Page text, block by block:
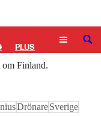
PLUS SÖK
Finland.
DrönareSverige